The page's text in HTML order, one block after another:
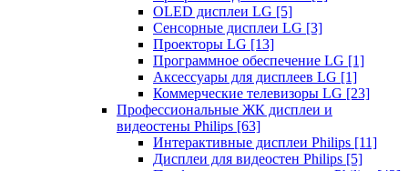
OLED дисплеи LG [5]
Сенсорные дисплеи LG [3]
Проекторы LG [13]
Программное обеспечение LG [1]
Аксессуары для дисплеев LG [1]
Коммерческие телевизоры LG [23]
Профессиональные ЖК дисплеи и
видеостены Philips [63]
Интерактивные дисплеи Philips [11]
Дисплеи для видеостен Philips [5]